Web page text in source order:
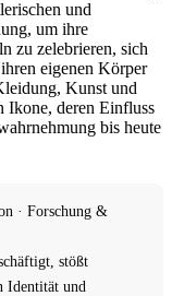
und
um ihre
zu zelebrieren, sich
eigenen Körper
Kunst und
Ikone, deren Einfluss
bis heute
· Forschung &
stößt
Identität und